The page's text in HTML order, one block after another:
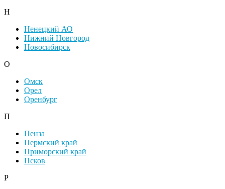
Н
Ненецкий АО
Нижний Новгород
Новосибирск
О
Омск
Орел
Оренбург
П
Пенза
Пермский край
Приморский край
Псков
Р